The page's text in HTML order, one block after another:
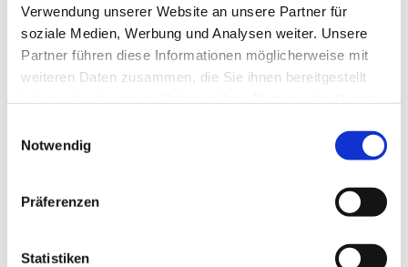
Verwendung unserer Website an unsere Partner für
soziale Medien, Werbung und Analysen weiter. Unsere
Partner führen diese Informationen möglicherweise mit
weiteren Daten zusammen, die Sie ihnen bereitgestellt
Notwendig
Präferenzen
Statistiken
Telefon
 06672 / 388
bistum-fulda.de